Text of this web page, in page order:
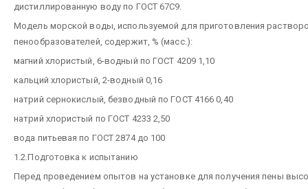
дистиллированную воду по ГОСТ 67С9.
Модель морской воды, используемой для приготовления
пенообразователей, содержит, % (масс.):
магний хлористый, 6-водный по ГОСТ 4209 1,10
кальций хлористый, 2-водный 0,16
натрий сернокислый, безводный по ГОСТ 4166 0,40
натрий хлористый по ГОСТ 4233 2,50
вода питьевая по ГОСТ 2874 до 100
1.2.Подготовка к испытанию
Перед проведением опытов на установке для получения пены